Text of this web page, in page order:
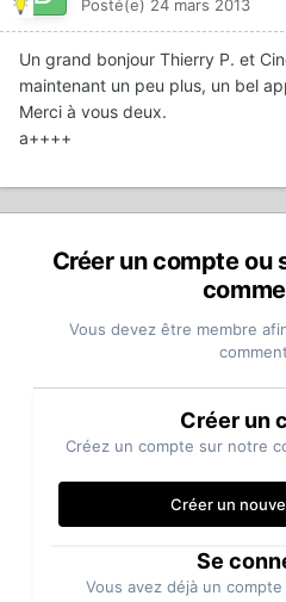
Posté(e) 24 mars 2013
Un grand bonjour Thierry P. et
maintenant un peu plus, un bel
Merci à vous deux.
a++++
Créer un compte ou
Vous devez être membre
Créer un
Créez un compte sur notre
Créer un
Se
Vous avez déjà un